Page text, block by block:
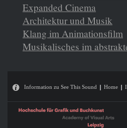
Expanded Cinema
Architektur und Musik
Klang im Animationsfilm
Musikalisches im
Information zu See This Sound Home